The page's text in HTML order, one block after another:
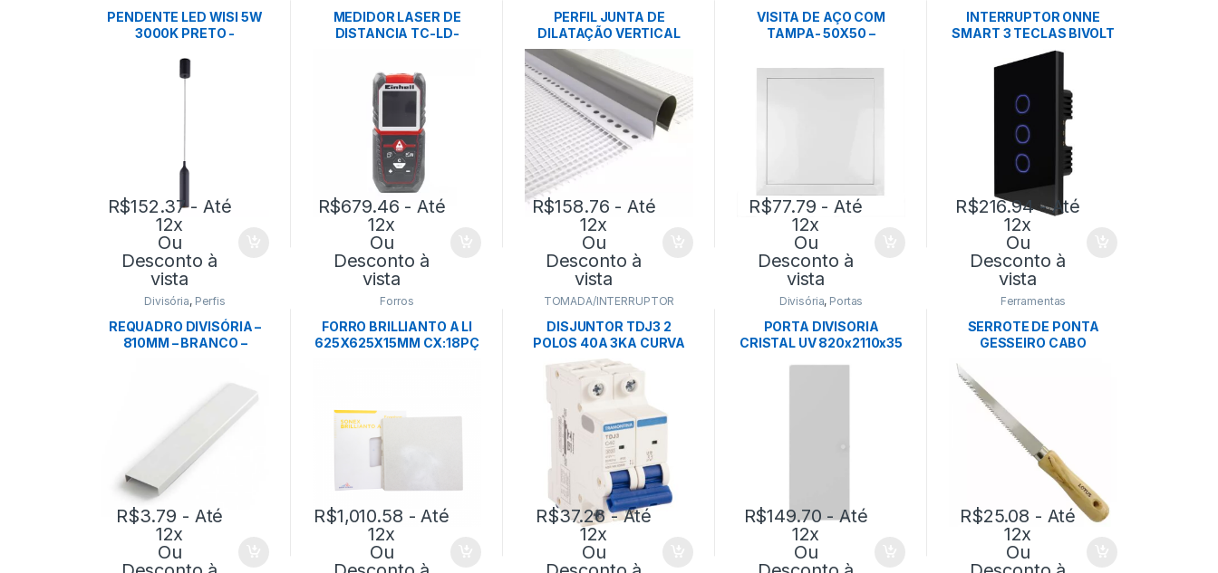
PENDENTE LED WISI 5W
3000K PRETO -
R$152.37- Até
12x
Ou
Desconto à
vista
MEDIDOR LASER DE
DISTANCIA TC-LD-
R$679.46 - Até
12x
Ou
Desconto à
vista
PERFIL JUNTA DE
DILATAÇÃO VERTICAL
2,5M ADFORS
R$158.76 - Até
12x
Ou
Desconto à
vista
VISITA DE AÇO COM
TAMPA- 50X50 –
R$77.79 - Até
12x
Ou
Desconto à
vista
INTERRUPTOR ONNE
SMART 3 TECLAS BIVOLT
10A PRETO –
TRAMONTINA
R$216.94- Até
12x
Ou
Desconto à
vista
Divisória, Perfis
REQUADRO DIVISÓRIA –
810MM – BRANCO –
R$3.79 - Até
12x
Ou
Forros
FORRO BRILLIANTO A LI
625X625X15MM CX:18PÇ
R$1,010.58 - Até
12x
Ou
TOMADA/INTERRUPTOR
DISJUNTOR TDJ3 2
POLOS 40A 3KA CURVA
C-TRAMONTINA
R$37.26- Até
12x
Ou
Divisória, Portas
PORTA DIVISORIA
CRISTAL UV 820x2110x35
R$149.70- Até
12x
Ou
Ferramentas
SERROTE DE PONTA
GESSEIRO CABO
R$25.08 - Até
12x
Ou